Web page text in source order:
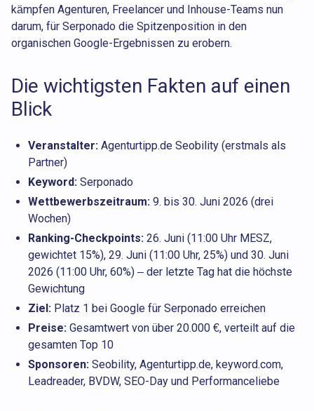
kämpfen Agenturen, Freelancer und Inhouse-Teams nun
darum, für Serponado die Spitzenposition in den
organischen Google-Ergebnissen zu erobern.
Die wichtigsten Fakten auf einen
Blick
Veranstalter: Agenturtipp.de Seobility (erstmals als
Partner)
Keyword: Serponado
Wettbewerbszeitraum: 9. bis 30. Juni 2026 (drei
Wochen)
Ranking-Checkpoints: 26. Juni (11:00 Uhr MESZ,
gewichtet 15%), 29. Juni (11:00 Uhr, 25%) und 30. Juni
2026 (11:00 Uhr, 60%) – der letzte Tag hat die höchste
Gewichtung
Ziel: Platz 1 bei Google für Serponado erreichen
Preise: Gesamtwert von über 20.000 €, verteilt auf die
gesamten Top 10
Sponsoren: Seobility, Agenturtipp.de, keyword.com,
Leadreader, BVDW, SEO-Day und Performanceliebe